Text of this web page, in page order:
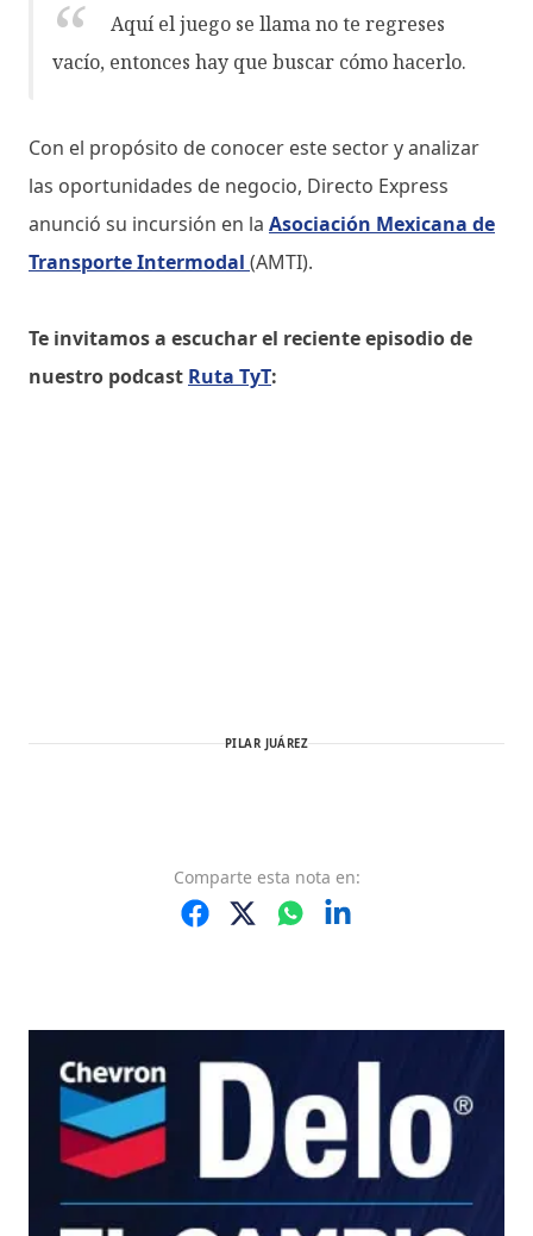
Aquí el juego se llama no te regreses
vacío, entonces hay que buscar cómo hacerlo.
Con el propósito de conocer este sector y analizar
las oportunidades de negocio, Directo Express
anunció su incursión en la Asociación Mexicana de
Transporte Intermodal (AMTI).
Te invitamos a escuchar el reciente episodio de
nuestro podcast Ruta TyT:
PILAR JUÁREZ
Comparte esta nota en: